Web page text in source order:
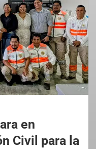
en
Civil para la